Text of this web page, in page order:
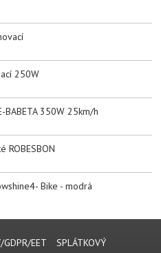
250W
BABETA 350W 25km/h
ROBESBON
Bike - modrá
EET
SPLÁTKOVÝ